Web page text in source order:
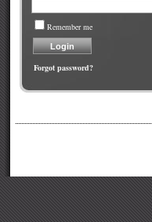
Remember me
Forgot password?